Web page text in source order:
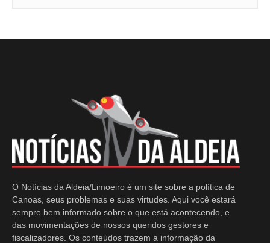
O Notícias da Aldeia/Limoeiro é um site sobre a política de
Canoas, seus problemas e suas virtudes. Aqui você estará
sempre bem informado sobre o que está acontecendo, e
das movimentações de nossos queridos gestores e
fiscalizadores. Os conteúdos trazem a informação da